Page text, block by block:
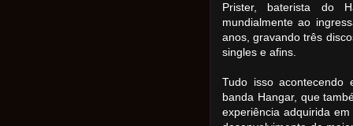
Prister, baterista do
mundialmente ao
anos, gravando três
singles e afins.
Tudo isso acontecendo
banda Hangar, que
experiência adquirida